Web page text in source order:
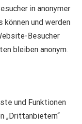
in anonymer
können und werden
Besucher
bleiben anonym.
und Funktionen
„Drittanbietern“